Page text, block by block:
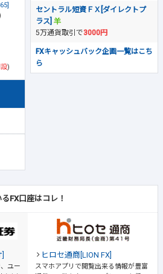
)
セントラル短資ＦＸ[ダイレクトプ
ラス]
5万通貨取引で3000円
FXキャッシュバック企画一覧はこち
ら
FX口座はコレ！
ユー
ヒロセ通商[LION FX]
スマホアプリで閲覧出来る情報が豊富